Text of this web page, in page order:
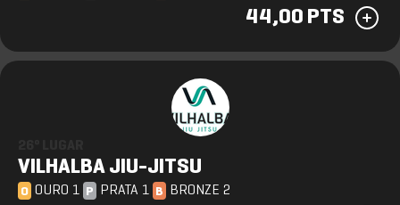
44,00 PTS
VILHALBA JIU-JITSU
O OURO 1 P PRATA 1 B BRONZE 2